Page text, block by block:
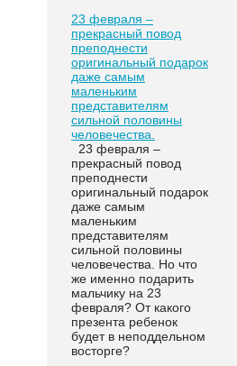
23 февраля –
прекрасный повод
преподнести
оригинальный подарок
даже самым
маленьким
представителям
сильной половины
человечества.
23 февраля –
прекрасный повод
преподнести
оригинальный подарок
даже самым
маленьким
представителям
сильной половины
человечества. Но что
же именно подарить
мальчику на 23
февраля? От какого
презента ребенок
будет в неподдельном
восторге?